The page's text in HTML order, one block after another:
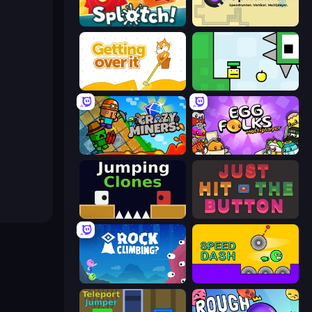
Splotch! UpRunner
Getting Over It
Crazy Miners Egg Folks Multiplayer
Jumping Clones Just Hit the Button
Rock Climbing?